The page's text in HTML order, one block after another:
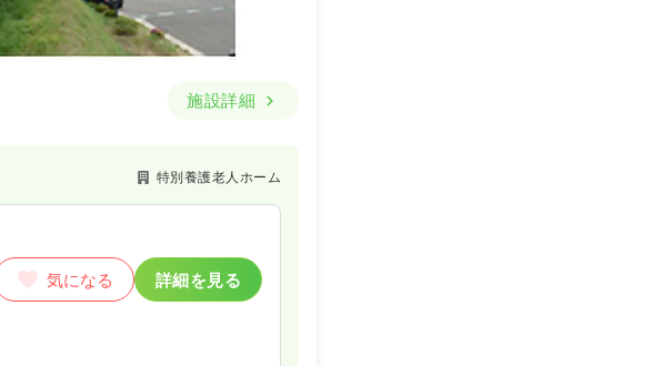
施設詳細
特別養護老人ホーム
気になる 詳細を見る